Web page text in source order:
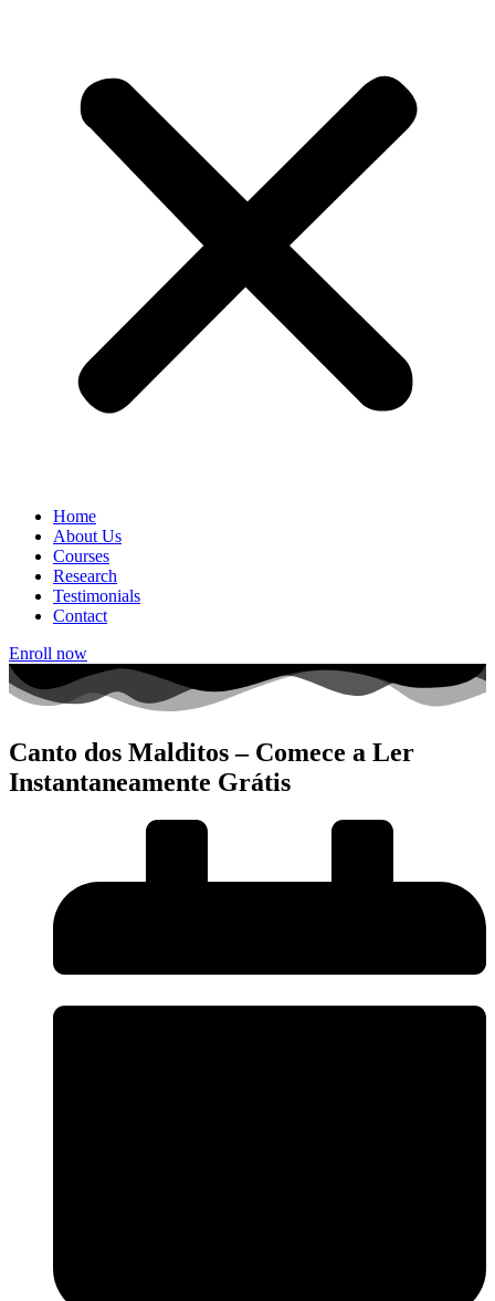
Home
About Us
Courses
Research
Testimonials
Contact
Enroll now
Canto dos Malditos – Comece a Ler
Instantaneamente Grátis